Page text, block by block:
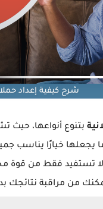
شرح كيفية إعداد
بتنوع أنواعها، حيث
يجعلها خيارًا يناسب
لا تستفيد فقط من قوة
تمكنك من مراقبة